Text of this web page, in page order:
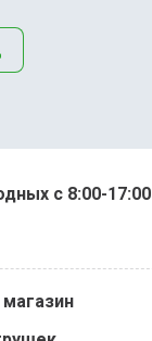
с 8:00-17:00